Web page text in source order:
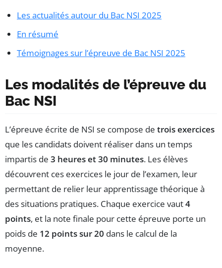
Les actualités autour du Bac NSI 2025
En résumé
Témoignages sur l’épreuve de Bac NSI 2025
Les modalités de l’épreuve du
Bac NSI
L’épreuve écrite de NSI se compose de trois exercices
que les candidats doivent réaliser dans un temps
impartis de 3 heures et 30 minutes. Les élèves
découvrent ces exercices le jour de l’examen, leur
permettant de relier leur apprentissage théorique à
des situations pratiques. Chaque exercice vaut4
points, et la note finale pour cette épreuve porte un
poids de 12 points sur 20 dans le calcul de la
moyenne.